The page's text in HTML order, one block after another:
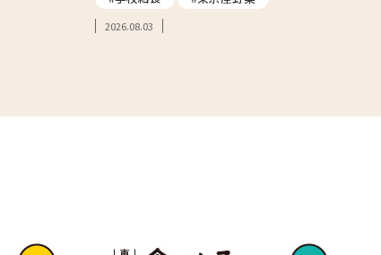
2026.08.03